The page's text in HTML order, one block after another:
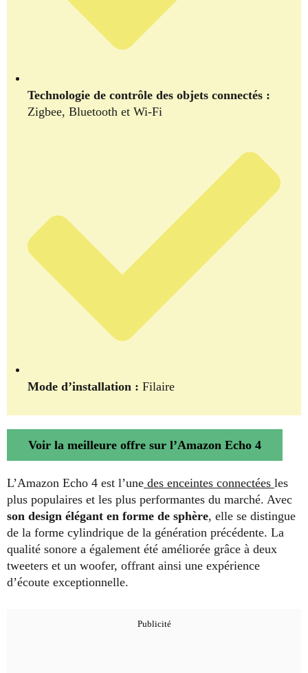
Technologie de contrôle des objets connectés :
Zigbee, Bluetooth et Wi-Fi
Mode d’installation : Filaire
Voir la meilleure offre sur l’Amazon Echo 4
L’Amazon Echo 4 est l’une des enceintes connectées les
plus populaires et les plus performantes du marché. Avec
son design élégant en forme de sphère, elle se distingue
de la forme cylindrique de la génération précédente. La
qualité sonore a également été améliorée grâce à deux
tweeters et un woofer, offrant ainsi une expérience
d’écoute exceptionnelle.